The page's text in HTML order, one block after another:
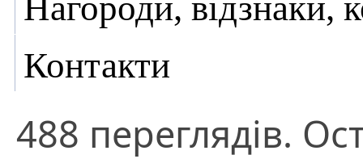
Нагороди, відзнаки,
Контакти
488 переглядів.